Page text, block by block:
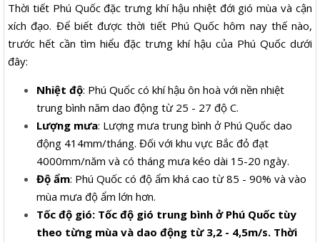
Thời tiết Phú Quốc đặc trưng khí hậu nhiệt đới gió mùa và cận
xích đạo. Để biết được thời tiết Phú Quốc hôm nay thế nào,
trước hết cần tìm hiểu đặc trưng khí hậu của Phú Quốc dưới
đây:
Nhiệt độ: Phú Quốc có khí hậu ôn hoà với nền nhiệt
trung bình năm dao động từ 25 - 27 độ C.
Lượng mưa: Lượng mưa trung bình ở Phú Quốc dao
động 414mm/tháng. Đối với khu vực Bắc đỏ đạt
4000mm/năm và có tháng mưa kéo dài 15-20 ngày.
Độ ẩm: Phú Quốc có độ ẩm khá cao từ 85 - 90% và vào
mùa mưa độ ẩm lớn hơn.
Tốc độ gió: Tốc độ gió trung bình ở Phú Quốc tùy
theo từng mùa và dao động từ 3,2 - 4,5m/s. Thời